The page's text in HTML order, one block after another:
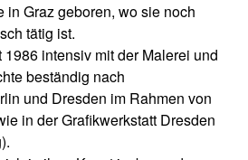
in Graz geboren, wo sie noch
tätig ist.
intensiv mit der Malerei und
beständig nach
und Dresden im Rahmen von
in der Grafikwerkstatt Dresden